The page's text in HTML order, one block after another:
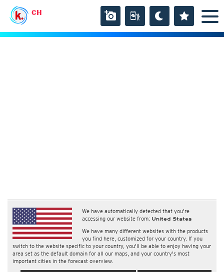
CH
We have automatically detected that you're
accessing our website from: United States
We have many different websites with the products
you find here, customized for your country. If you
switch to the website specific to your country, you'll be able to enjoy having your
area set as the default domain for all our maps, and your country's most
important cities in the forecast overview.